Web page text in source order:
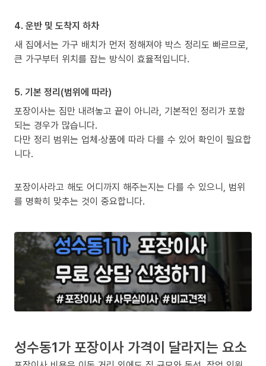
4. 운반 및 도착지 하차
새 집에서는 가구 배치가 먼저 정해져야 박스 정리도 빠르므로,
큰 가구부터 위치를 잡는 방식이 효율적입니다.
5. 기본 정리(범위에 따라)
포장이사는 짐만 내려놓고 끝이 아니라, 기본적인 정리가 포함
되는 경우가 많습니다.
다만 정리 범위는 업체·상품에 따라 다를 수 있어 확인이 필요합
니다.
포장이사라고 해도 어디까지 해주는지는 다를 수 있으니, 범위
를 명확히 맞추는 것이 중요합니다.
성수동1가 포장이사 가격이 달라지는 요소